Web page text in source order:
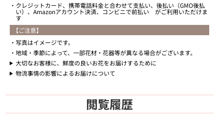
クレジットカード、携帯電話料金と合わせて支払い、後払い（GMO後払
い）、Amazonアカウント決済、コンビニで前払い がご利用いただけま
す
【ご注意】
写真はイメージです。
地域・季節によって、一部花材・花器等が異なる場合がございます。
大切なお客様に、鮮度の良いお花をお届けするために
物流事情の影響によるお届けについて
閲覧履歴